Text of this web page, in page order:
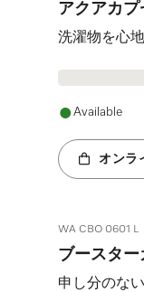
アクアカプ
洗濯物を心
Available
オンラ
WA CBO 0601 L
ブースター
申し分のな